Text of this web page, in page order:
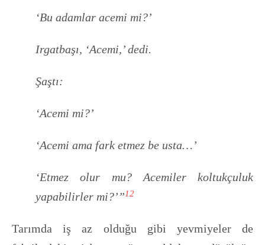
‘Bu adamlar acemi mi?’
Irgatbaşı, ‘Acemi,’ dedi.
Şaştı:
‘Acemi mi?’
‘Acemi ama fark etmez be usta…’
‘Etmez olur mu? Acemiler koltukçuluk
yapabilirler mi?’”12
Tarımda iş az olduğu gibi yevmiyeler de